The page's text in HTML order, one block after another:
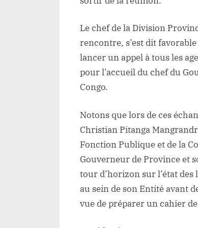
Le chef de la Division
rencontre, s’est dit
lancer un appel à tous les
pour l’accueil du chef du
Congo.
Notons que lors de ces
Christian Pitanga
Fonction Publique et de la
Gouverneur de Province et
tour d’horizon sur l’état
au sein de son Entité avant
vue de préparer un cahier